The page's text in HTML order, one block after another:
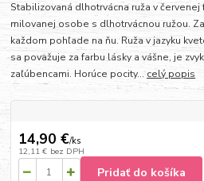
Stabilizovaná dlhotrvácna ruža v
milovanej osobe s dlhotrvácnou ružou.
každom pohľade na ňu. Ruža v jazyku
sa považuje za farbu lásky a vášne, je
zaľúbencami. Horúce pocity...celý popis
14,90 €/ks
12,11 € bez DPH
Pridať do košíka